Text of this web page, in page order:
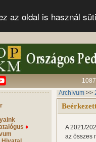
az oldal is használ
♦
Archívum >>
A 2021/
az összes